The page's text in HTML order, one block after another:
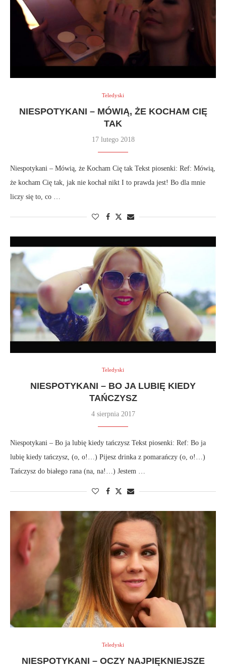
Teledyski
NIESPOTYKANI – MÓWIĄ, ŻE KOCHAM CIĘ
TAK
17 lutego 2018
Niespotykani – Mówią, że Kocham Cię tak Tekst piosenki: Ref: Mówią,
że kocham Cię tak, jak nie kochał nikt I to prawda jest! Bo dla mnie
liczy się to, co …
Teledyski
NIESPOTYKANI – BO JA LUBIĘ KIEDY
TAŃCZYSZ
4 sierpnia 2017
Niespotykani – Bo ja lubię kiedy tańczysz Tekst piosenki: Ref: Bo ja
lubię kiedy tańczysz, (o, o!…) Pijesz drinka z pomarańczy (o, o!…)
Tańczysz do białego rana (na, na!…) Jestem …
Teledyski
NIESPOTYKANI – OCZY NAJPIĘKNIEJSZE